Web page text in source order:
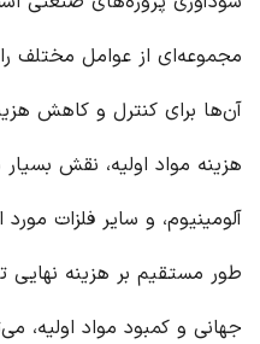
مجموعه‌ای از عوامل مختلف
آن‌ها برای کنترل و کاهش
هزینه مواد اولیه، نقش
آلومینیوم، و سایر فلزات
طور مستقیم بر هزینه نهایی
جهانی و کمبود مواد اولیه،